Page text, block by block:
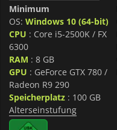
Minimum
OS: Windows 10 (64-bit)
CPU : Core i5-2500K / FX
6300
RAM : 8 GB
GPU : GeForce GTX 780 /
Radeon R9 290
Speicherplatz: 100 GB
Alterseinstufung